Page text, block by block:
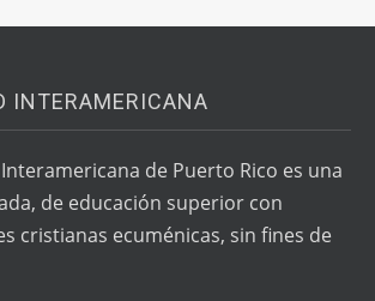
INTERAMERICANA
de Puerto Rico es una
de educación superior con
cristianas ecuménicas, sin fines de